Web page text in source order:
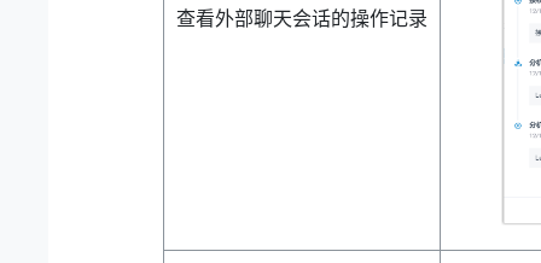
查看外部聊天会话的操作记录